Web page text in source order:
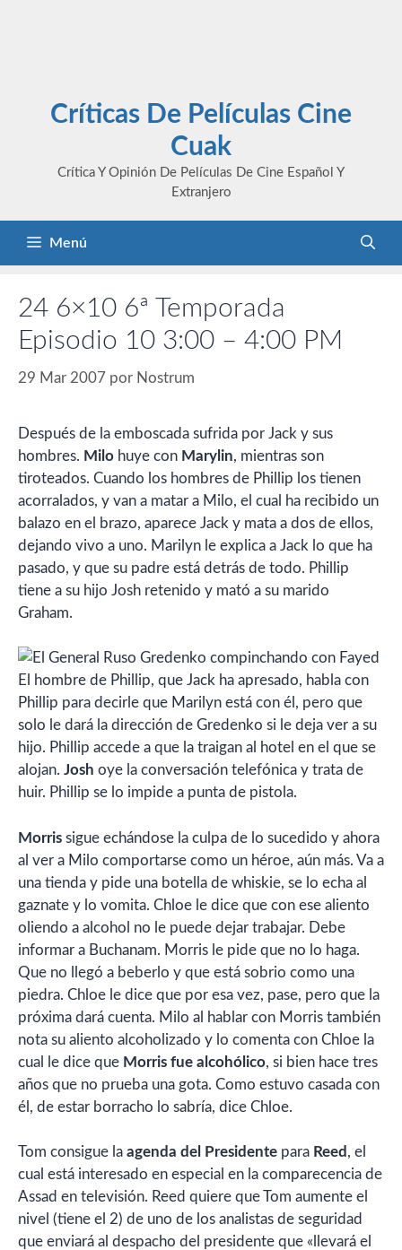
Críticas De Películas Cine
Cuak
Crítica Y Opinión De Películas De Cine Español Y
Extranjero
Menú
24 6×10 6ª Temporada
Episodio 10 3:00 – 4:00 PM
29 Mar 2007 por Nostrum
Después de la emboscada sufrida por Jack y sus
hombres. Milo huye con Marylin, mientras son
tiroteados. Cuando los hombres de Phillip los tienen
acorralados, y van a matar a Milo, el cual ha recibido un
balazo en el brazo, aparece Jack y mata a dos de ellos,
dejando vivo a uno. Marilyn le explica a Jack lo que ha
pasado, y que su padre está detrás de todo. Phillip
tiene a su hijo Josh retenido y mató a su marido
Graham.
El hombre de Phillip, que Jack ha apresado, habla con
Phillip para decirle que Marilyn está con él, pero que
solo le dará la dirección de Gredenko si le deja ver a su
hijo. Phillip accede a que la traigan al hotel en el que se
alojan. Josh oye la conversación telefónica y trata de
huir. Phillip se lo impide a punta de pistola.
Morris sigue echándose la culpa de lo sucedido y ahora
al ver a Milo comportarse como un héroe, aún más. Va a
una tienda y pide una botella de whiskie, se lo echa al
gaznate y lo vomita. Chloe le dice que con ese aliento
oliendo a alcohol no le puede dejar trabajar. Debe
informar a Buchanam. Morris le pide que no lo haga.
Que no llegó a beberlo y que está sobrio como una
piedra. Chloe le dice que por esa vez, pase, pero que la
próxima dará cuenta. Milo al hablar con Morris también
nota su aliento alcoholizado y lo comenta con Chloe la
cual le dice que Morris fue alcohólico, si bien hace tres
años que no prueba una gota. Como estuvo casada con
él, de estar borracho lo sabría, dice Chloe.
Tom consigue la agenda del Presidente para Reed , el
cual está interesado en especial en la comparecencia de
Assad en televisión. Reed quiere que Tom aumente el
nivel (tiene el 2) de uno de los analistas de seguridad
que enviará al despacho del presidente que «llevará el